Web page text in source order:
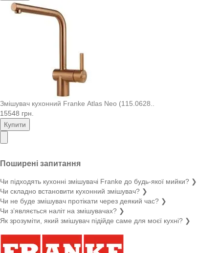
Змішувач кухонний Franke Atlas Neo (115.0628..
15548 грн.
Купити
Поширені запитання
Чи підходять кухонні змішувачі Franke до будь-якої мийки? ❯
Чи складно встановити кухонний змішувач? ❯
Чи не буде змішувач протікати через деякий час? ❯
Чи з’являється наліт на змішувачах? ❯
Як зрозуміти, який змішувач підійде саме для моєї кухні? ❯